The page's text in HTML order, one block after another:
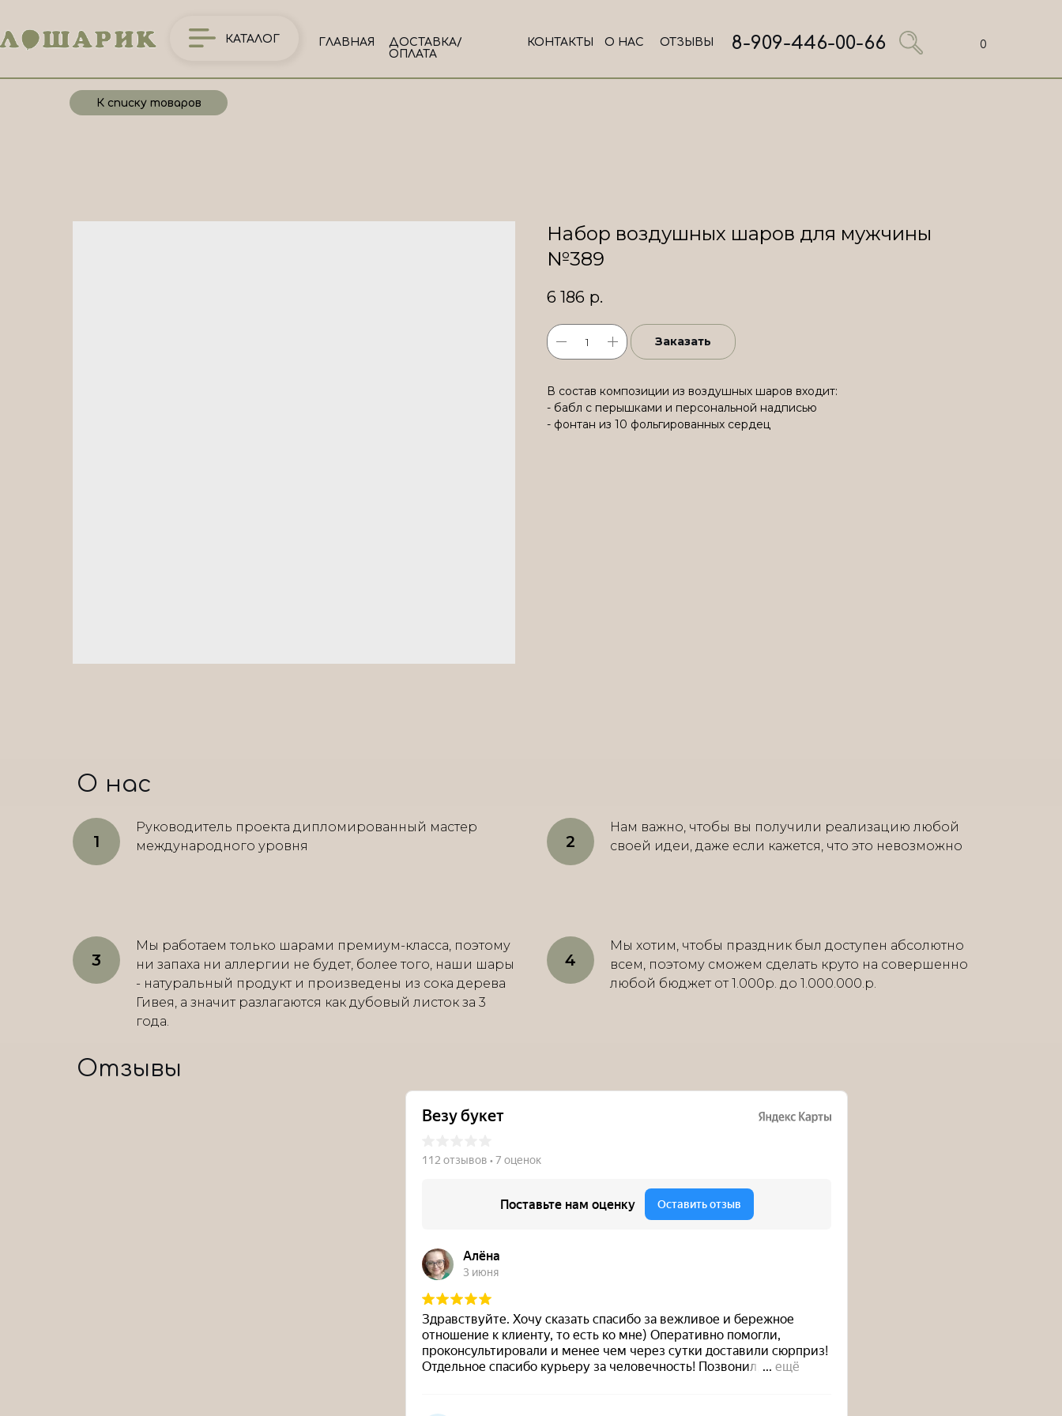
КАТАЛОГ ГЛАВНАЯ 0
8-909-446-00-66
ОТЗЫВЫ
О НАС
КОНТАКТЫ
ДОСТАВКА/
ОПЛАТА
К списку товаров
Набор воздушных шаров для мужчины
№389
6 186 р.
Заказать
В состав композиции из воздушных шаров входит:
- бабл с перышками и персональной надписью
- фонтан из 10 фольгированных сердец
О нас
Руководитель проекта дипломированный мастер
международного уровня
Нам важно, чтобы вы получили реализацию любой
своей идеи, даже если кажется, что это невозможно
Мы работаем только шарами премиум-класса, поэтому
ни запаха ни аллергии не будет, более того, наши шары
- натуральный продукт и произведены из сока дерева
Гивея, а значит разлагаются как дубовый листок за 3
года.
Мы хотим, чтобы праздник был доступен абсолютно
всем, поэтому сможем сделать круто на совершенно
любой бюджет от 1.000р. до 1.000.000.р.
Отзывы